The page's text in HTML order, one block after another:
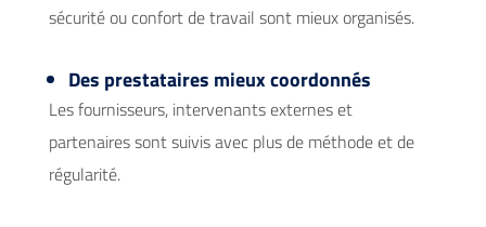
sécurité ou confort de travail sont mieux organisés.
Des prestataires mieux coordonnés
Les fournisseurs, intervenants externes et
partenaires sont suivis avec plus de méthode et de
régularité.